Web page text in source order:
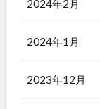
2024年2月
2024年1月
2023年12月